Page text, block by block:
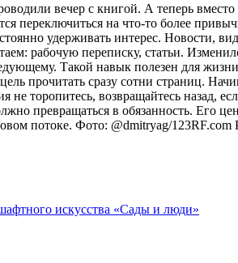
вечер с книгой. А теперь
переключиться на что-то более
удерживать интерес. Новости,
рабочую переписку, статьи.
Такой навык полезен для
прочитать сразу сотни страниц.
не торопитесь, возвращайтесь назад,
превращаться в обязанность. Его
потоке. Фото: @dmitryag/123RF.com